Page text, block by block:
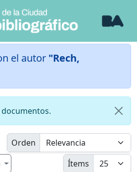
el autor "Rech,
Orden
Ítems